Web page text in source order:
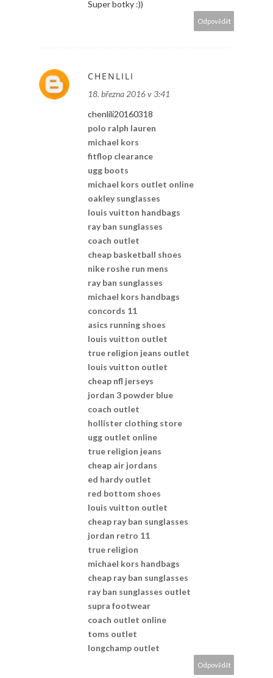
Super botky :))
Odpovědět
CHENLILI
18. března 2016 v 3:41
chenlili20160318
polo ralph lauren
michael kors
fitflop clearance
ugg boots
michael kors outlet online
oakley sunglasses
louis vuitton handbags
ray ban sunglasses
coach outlet
cheap basketball shoes
nike roshe run mens
ray ban sunglasses
michael kors handbags
concords 11
asics running shoes
louis vuitton outlet
true religion jeans outlet
louis vuitton outlet
cheap nfl jerseys
jordan 3 powder blue
coach outlet
hollister clothing store
ugg outlet online
true religion jeans
cheap air jordans
ed hardy outlet
red bottom shoes
louis vuitton outlet
cheap ray ban sunglasses
jordan retro 11
true religion
michael kors handbags
cheap ray ban sunglasses
ray ban sunglasses outlet
supra footwear
coach outlet online
toms outlet
longchamp outlet
Odpovědět